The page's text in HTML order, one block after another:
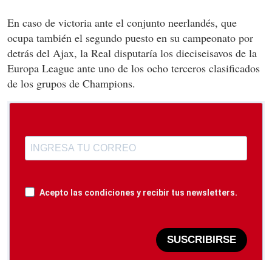
En caso de victoria ante el conjunto neerlandés, que
ocupa también el segundo puesto en su campeonato por
detrás del Ajax, la Real disputaría los dieciseisavos de la
Europa League ante uno de los ocho terceros clasificados
de los grupos de Champions.
Acepto las condiciones y recibir tus newsletters.
SUSCRIBIRSE